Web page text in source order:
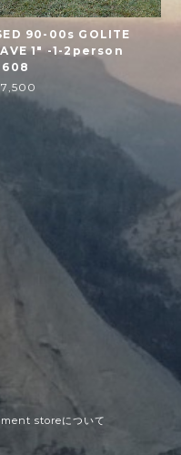
90-00s GOLITE
1" -1-2person
storeについて